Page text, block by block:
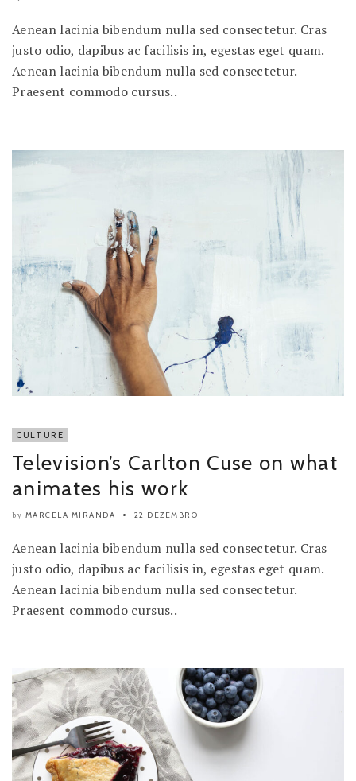
Aenean lacinia bibendum nulla sed consectetur. Cras
justo odio, dapibus ac facilisis in, egestas eget quam.
Aenean lacinia bibendum nulla sed consectetur.
Praesent commodo cursus..
CULTURE
Television’s Carlton Cuse on what
animates his work
by MARCELA MIRANDA 22 DEZEMBRO
Aenean lacinia bibendum nulla sed consectetur. Cras
justo odio, dapibus ac facilisis in, egestas eget quam.
Aenean lacinia bibendum nulla sed consectetur.
Praesent commodo cursus..